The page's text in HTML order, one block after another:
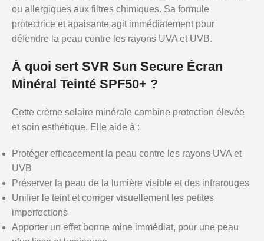
ou allergiques aux filtres chimiques. Sa formule
protectrice et apaisante agit immédiatement pour
défendre la peau contre les rayons UVA et UVB.
À quoi sert SVR Sun Secure Écran
Minéral Teinté SPF50+ ?
Cette crème solaire minérale combine protection élevée
et soin esthétique. Elle aide à :
Protéger efficacement la peau contre les rayons UVA et
UVB
Préserver la peau de la lumière visible et des infrarouges
Unifier le teint et corriger visuellement les petites
imperfections
Apporter un effet bonne mine immédiat, pour une peau